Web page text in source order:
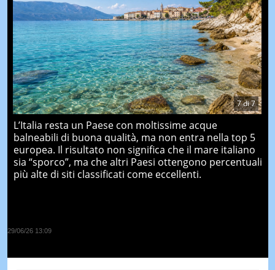
7di7
L’Italia resta un Paese con moltissime acque
balneabili di buona qualità, ma non entra nella top 5
europea. Il risultato non significa che il mare italiano
sia “sporco”, ma che altri Paesi ottengono percentuali
più alte di siti classificati come eccellenti.
29/06/26 13:09